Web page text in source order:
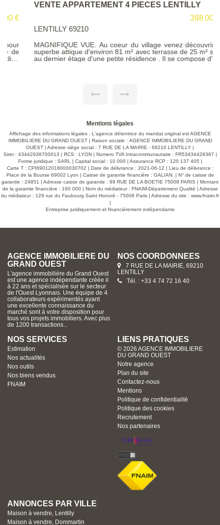
VENTE APPARTEMENT 4 PIECES LENTILLY
398 000 €
LENTILLY 69210
MAGNIFIQUE VUE. Au coeur du village venez découvrir ce
superbe attique d'environ 81 m² avec terrasse de 25 m² situé
au dernier étage d'une petite résidence . Il se compose d'une
Ascenseur desservant tous les niveaux. Local à vélos.
stratifié dans les chambres. Meuble vasque à deux tiroirs
dans les salles de bains et salles d'eau avec miroir et
applique lumineuse LED. RT 2012 équivalent RE 2020 :
Chaque résidence est conçue pour garantir une isolation
phonique et thermique optimale, contribuant à des
économies d'énergie substantielles pour ses habitants.
Grâce au niveau de performance énergétique A ou B,
réduisez vos factures tout en respectant l'environnement.
Honoraires charges vendeur.
Mentions légales
Affichage des informations légales : L'agence détentrice du mandat original est AGENCE
IMMOBILIERE DU GRAND OUEST | Raison sociale : AGENCE IMMOBILIERE DU GRAND
OUEST | Adresse siège social : 7 RUE DE LA MAIRIE - 69210 LENTILLY |
Siret : 43442938700013 | RCS : LYON | Numero TVA Intracommunautaire : FR53434429387 |
Forme juridique : SARL | Capital social : 10 000 | Assurance RCP : 120 137 405 |
Carte T : CPI69012018000030702 | Date de délivrance : 2021-06-12 | Lieu de délivrance :
Place de la Bourse 69002 Lyon | Caisse de garantie financière : GALIAN. | N° de caisse de
garantie : 24851 | Adresse caisse de garantie : 89 RUE DE LA BOETIE 75008 PARIS | Montant
de la garantie financière : 160 000 | Nom du médiateur : FNAIM-Département Qualité | Adresse
du médiateur : 129 rue du Faubourg Saint Honoré - 75008 Paris | Adresse du site : www.fnaim.fr
Entreprise juridiquement et financièrement indépendante
AGENCE IMMOBILIERE DU
GRAND OUEST
L'agence immobiliére du Grand Ouest
est une agence indépendante créée il
à 22 ans et spécialisée sur le secteur
de l'Ouest Lyonnais. Une équipe de 4
collaborateurs expérimentés ayant
une excellente connaissance du
marché sont à votre disposition pour
tous vos projets immobiliers. Avec plus
de 1200 transactions...
NOS COORDONNÉES
7 RUE DE LA MAIRIE, 69210
LENTILLY
Tél. : +33 4 74 72 16 40
NOS SERVICES
Estimation
Nos actualités
Nos outils
Nos biens vendus
FNAIM
LIENS PRATIQUES
© 2026 AGENCE IMMOBILIERE
DU GRAND OUEST
Notre agence
Plan du site
Contactez-nous
Mentions
Politique de confidentialité
Politique des cookies
Recrutement
Nos partenaires
ANNONCES PAR VILLE
Maison à vendre, Lentilly
Maison à vendre, Dommartin